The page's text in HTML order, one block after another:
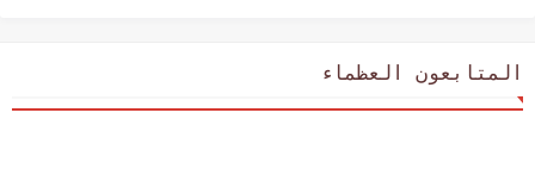
المتابعون العظماء